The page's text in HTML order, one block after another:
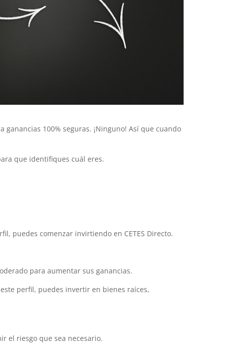
100% seguras. ¡Ninguno! Así que cuando
que identifiques cuál eres.
puedes comenzar invirtiendo en CETES Directo.
para aumentar sus ganancias.
perfil, puedes invertir en bienes raíces,
el riesgo que sea necesario.